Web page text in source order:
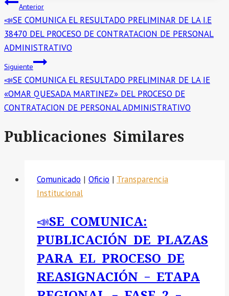
Navegación
de
entradas
Anterior
📣SE COMUNICA EL RESULTADO PRELIMINAR DE LA I.E
38470 DEL PROCESO DE CONTRATACION DE PERSONAL
ADMINISTRATIVO
Siguiente
📣SE COMUNICA EL RESULTADO PRELIMINAR DE LA IE
«OMAR QUESADA MARTINEZ» DEL PROCESO DE
CONTRATACION DE PERSONAL ADMINISTRATIVO
Publicaciones Similares
Comunicado | Oficio | Transparencia
Institucional
📣SE COMUNICA:
PUBLICACIÓN DE PLAZAS
PARA EL PROCESO DE
REASIGNACIÓN – ETAPA